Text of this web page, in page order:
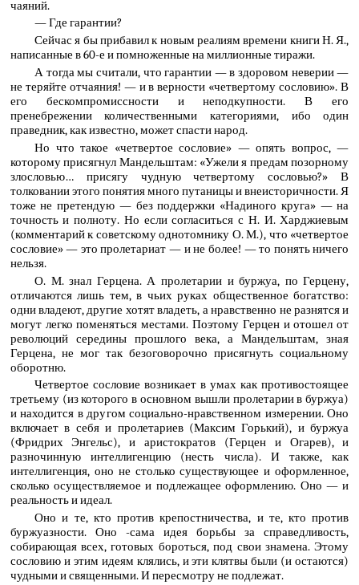
чаяний.
— Где гарантии?
Сейчас я бы прибавил к новым реалиям времени книги Н. Я.,
написанные в 60-е и помноженные на миллионные тиражи.
А тогда мы считали, что гарантии — в здоровом неверии —
не теряйте отчаяния! — и в верности «четвертому сословию». В
его бескомпромиссности и неподкупности. В его
пренебрежении количественными категориями, ибо один
праведник, как известно, может спасти народ.
Но что такое «четвертое сословие» — опять вопрос, —
которому присягнул Мандельштам: «Ужели я предам позорному
злословью… присягу чудную четвертому сословью?» В
толковании этого понятия много путаницы и внеисторичности. Я
тоже не претендую — без поддержки «Надиного круга» — на
точность и полноту. Но если согласиться с Н. И. Харджиевым
(комментарий к советскому однотомнику О. М.), что «четвертое
сословие» — это пролетариат — и не более! — то понять ничего
нельзя.
О. М. знал Герцена. А пролетарии и буржуа, по Герцену,
отличаются лишь тем, в чьих руках общественное богатство:
одни владеют, другие хотят владеть, а нравственно не разнятся и
могут легко поменяться местами. Поэтому Герцен и отошел от
революций середины прошлого века, а Мандельштам, зная
Герцена, не мог так безоговорочно присягнуть социальному
оборотню.
Четвертое сословие возникает в умах как противостоящее
третьему (из которого в основном вышли пролетарии в буржуа)
и находится в другом социально-нравственном измерении. Оно
включает в себя и пролетариев (Максим Горький), и буржуа
(Фридрих Энгельс), и аристократов (Герцен и Огарев), и
разночинную интеллигенцию (несть числа). И также, как
интеллигенция, оно не столько существующее и оформленное,
сколько осуществляемое и подлежащее оформлению. Оно — и
реальность и идеал.
Оно и те, кто против крепостничества, и те, кто против
буржуазности. Оно -сама идея борьбы за справедливость,
собирающая всех, готовых бороться, под свои знамена. Этому
сословию и этим идеям клялись, и эти клятвы были (и остаются)
чудными и священными. И пересмотру не подлежат.